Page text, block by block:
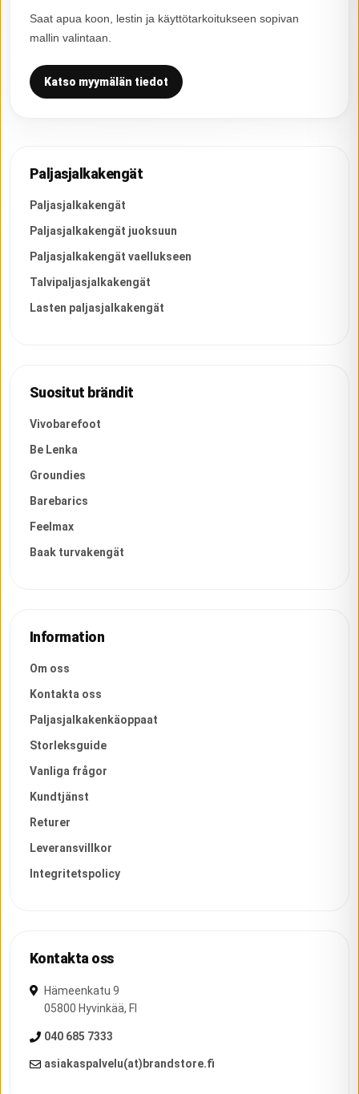
Saat apua koon, lestin ja käyttötarkoitukseen sopivan
mallin valintaan.
Katso myymälän tiedot
Paljasjalkakengät
Paljasjalkakengät
Paljasjalkakengät juoksuun
Paljasjalkakengät vaellukseen
Talvipaljasjalkakengät
Lasten paljasjalkakengät
Suositut brändit
Vivobarefoot
Be Lenka
Groundies
Barebarics
Feelmax
Baak turvakengät
Information
Om oss
Kontakta oss
Paljasjalkakenkäoppaat
Storleksguide
Vanliga frågor
Kundtjänst
Returer
Leveransvillkor
Integritetspolicy
Kontakta oss
Hämeenkatu 9
05800 Hyvinkää, FI
040 685 7333
asiakaspalvelu(at)brandstore.fi